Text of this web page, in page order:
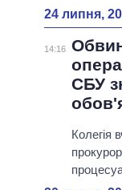
24 липня,
14:16
СБУ
Колегія